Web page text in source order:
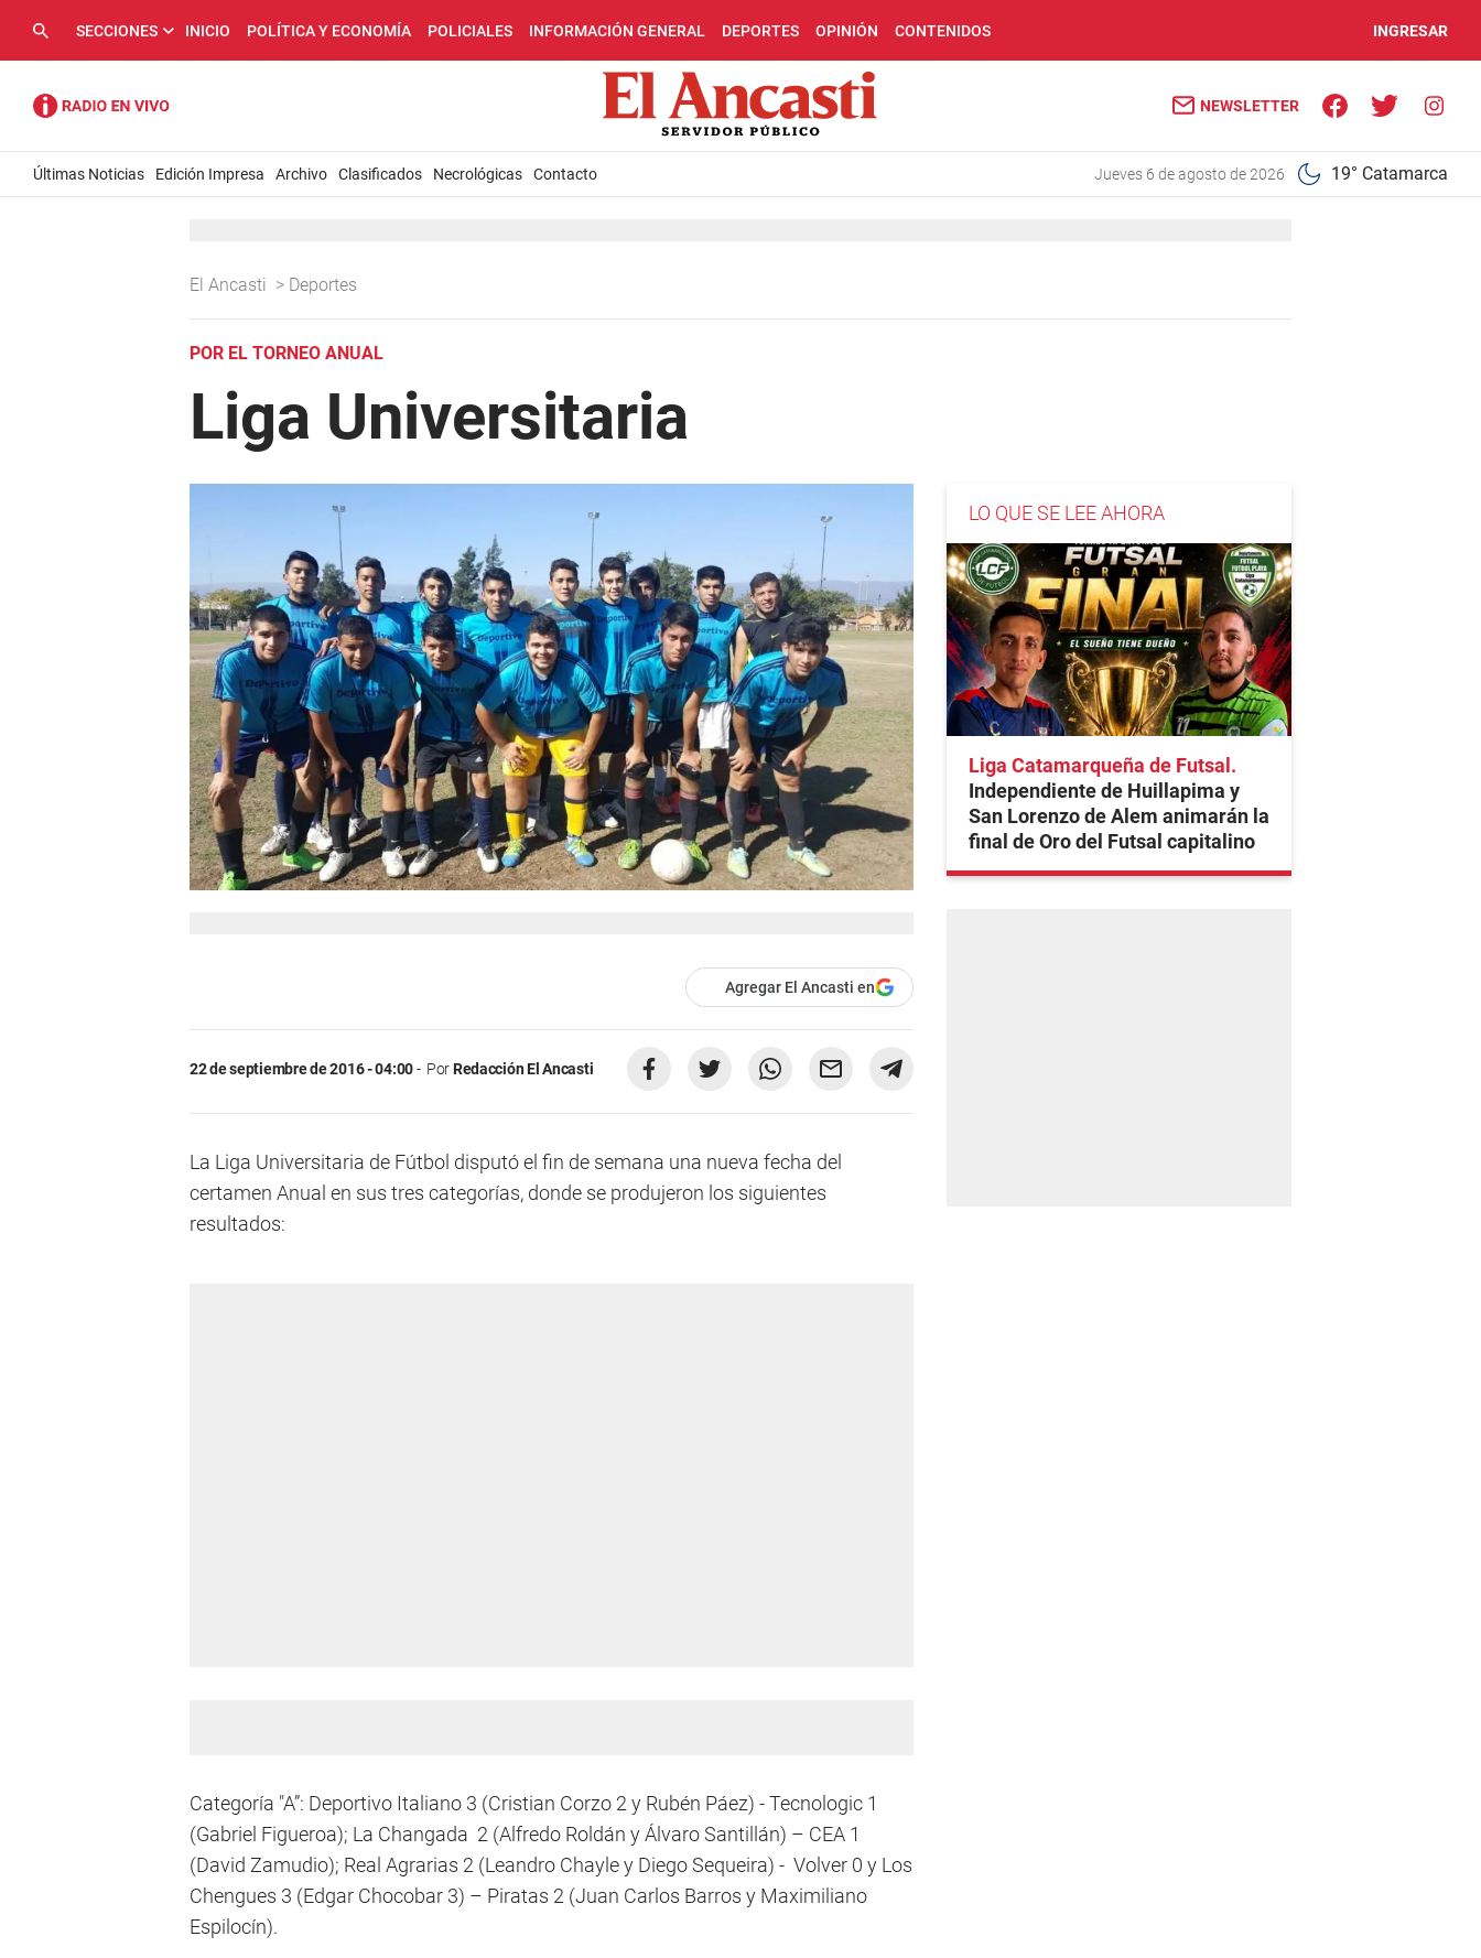
SECCIONES INICIO POLÍTICA Y ECONOMÍA POLICIALES INFORMACIÓN GENERAL DEPORTES OPINIÓN CONTENIDOS INGRESAR
NEWSLETTER
Últimas Noticias Edición Impresa Archivo Clasificados Necrológicas Contacto jueves 6 de agosto de 2026 19° Catamarca
El Ancasti > Deportes
POR EL TORNEO ANUAL
Liga Universitaria
Agregar El Ancasti en
22 de septiembre de 2016 - 04:00 PorRedacción El Ancasti
La Liga Universitaria de Fútbol disputó el fin de semana una nueva fecha del
certamen Anual en sus tres categorías, donde se produjeron los siguientes
resultados:
Categoría "A”: Deportivo Italiano 3 (Cristian Corzo 2 y Rubén Páez) - Tecnologic 1
(Gabriel Figueroa); La Changada 2 (Alfredo Roldán y Álvaro Santillán) – CEA 1
(David Zamudio); Real Agrarias 2 (Leandro Chayle y Diego Sequeira) - Volver 0 y Los
Chengues 3 (Edgar Chocobar 3) – Piratas 2 (Juan Carlos Barros y Maximiliano
Espilocín).
LO QUE SE LEE AHORA
Liga Catamarqueña de Futsal
Independiente de Huillapima y
San Lorenzo de Alem animarán la
final de Oro del Futsal capitalino